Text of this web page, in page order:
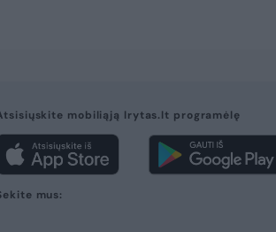
mobiliąją lrytas.lt programėlę
mus: